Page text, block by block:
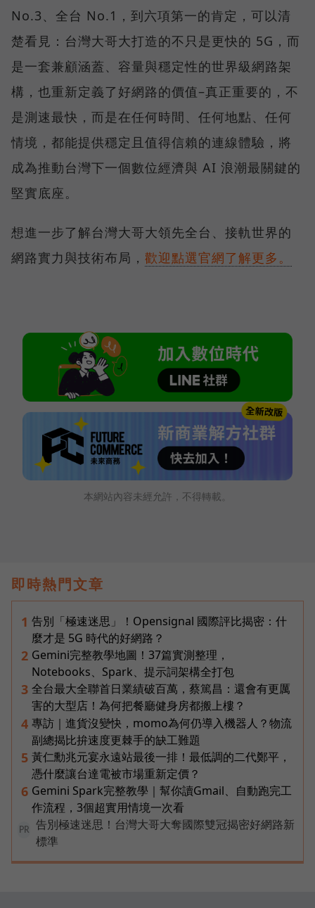
No.3、全台 No.1，到六項第一的肯定，可以清
楚看見：台灣大哥大打造的不只是更快的 5G，而
是一套兼顧涵蓋、容量與穩定性的世界級網路架
構，也重新定義了好網路的價值–真正重要的，不
是測速最快，而是在任何時間、任何地點、任何
情境，都能提供穩定且值得信賴的連線體驗，將
成為推動台灣下一個數位經濟與 AI 浪潮最關鍵的
堅實底座。
想進一步了解台灣大哥大領先全台、接軌世界的
網路實力與技術布局， 歡迎點選官網了解更多。
本網站內容未經允許，不得轉載。
即時熱門文章
1 告別「極速迷思」！Opensignal 國際評比揭密：什
麼才是 5G 時代的好網路？
2 Gemini完整教學地圖！37篇實測整理，
Notebooks、Spark、提示詞架構全打包
3 全台最大全聯首日業績破百萬，蔡篤昌：還會有更厲
害的大型店！為何把餐廳健身房都搬上樓？
4 專訪｜進貨沒變快，momo為何仍導入機器人？物流
副總揭比拚速度更棘手的缺工難題
5 黃仁勳兆元宴永遠站最後一排！最低調的二代鄭平，
憑什麼讓台達電被市場重新定價？
6 Gemini Spark完整教學｜幫你讀Gmail、自動跑完工
作流程，3個超實用情境一次看
PR
告別極速迷思！台灣大哥大奪國際雙冠揭密好網路新
標準